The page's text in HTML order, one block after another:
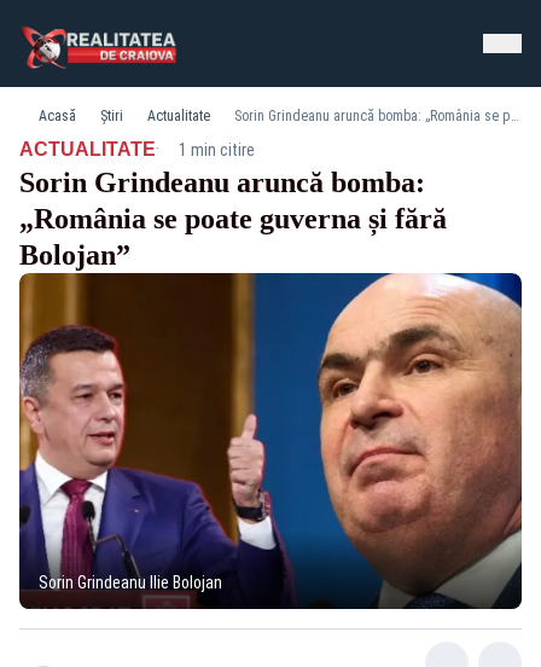
Acasă Știri Actualitate Sorin Grindeanu aruncă bomba: „România se poate guverna și fără Bolojan”
ACTUALITATE· 1 min citire
Sorin Grindeanu aruncă bomba:
„România se poate guverna și fără
Bolojan”
Sorin Grindeanu Ilie Bolojan